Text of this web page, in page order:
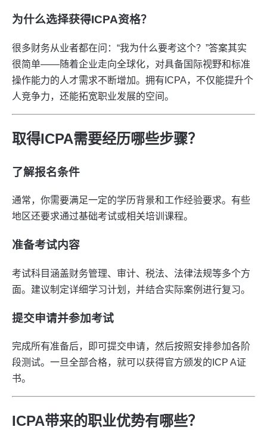
为什么选择获得ICPA资格？
很多财务从业者都在问：“我为什么要考这个？”答案其实
很简单——随着企业走向全球化，对具备国际视野和标准
操作能力的人才需求不断增加。拥有ICPA，不仅能提升个
人竞争力，还能拓宽职业发展的空间。
取得ICPA需要经历哪些步骤？
了解报名条件
通常，你需要满足一定的学历背景和工作经验要求。有些
地区还要求通过基础考试或相关培训课程。
准备考试内容
考试科目涵盖财务管理、审计、税法、法律法规等多个方
面。建议制定详细学习计划，并结合实际案例进行复习。
提交申请并参加考试
完成所有准备后，即可提交申请，然后按照安排参加各阶
段测试。一旦全部合格，就可以获得官方颁发的ICP A证
书。
ICPA带来的职业优势有哪些？